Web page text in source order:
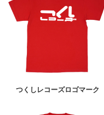
つくしレコーズロゴマーク